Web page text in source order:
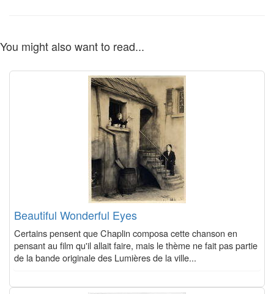
You might also want to read...
Beautiful Wonderful Eyes
Certains pensent que Chaplin composa cette chanson en
pensant au film qu'il allait faire, mais le thème ne fait pas partie
de la bande originale des Lumières de la ville...